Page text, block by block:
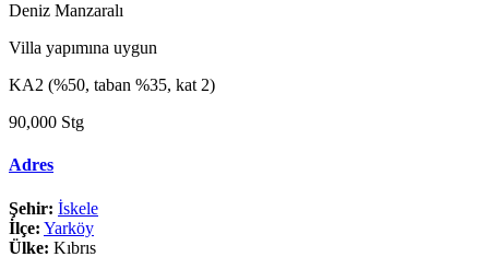
Deniz Manzaralı
Villa yapımına uygun
KA2 (%50, taban %35, kat 2)
90,000 Stg
Adres
Şehir: İskele
İlçe: Yarköy
Ülke: Kıbrıs